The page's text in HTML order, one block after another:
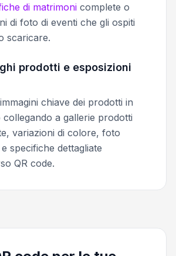
di matrimoni complete o
di foto di eventi che gli ospiti
scaricare.
prodotti e esposizioni
chiave dei prodotti in
collegando a gallerie prodotti
variazioni di colore, foto
specifiche dettagliate
QR code.